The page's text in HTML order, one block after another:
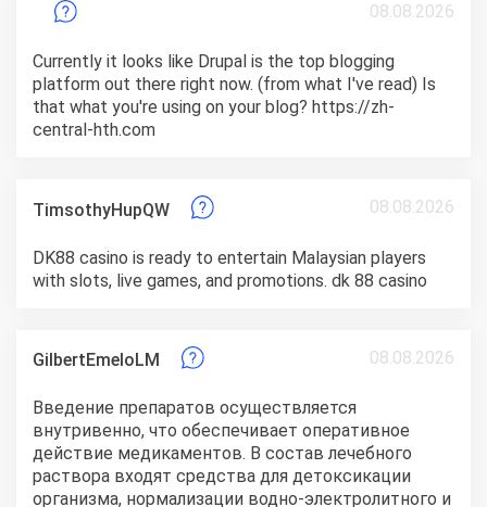
08.08.2026
Currently it looks like Drupal is the top blogging
platform out there right now. (from what I've read) Is
that what you're using on your blog? https://zh-
central-hth.com
TimsothyHupQW 08.08.2026
DK88 casino is ready to entertain Malaysian players
with slots, live games, and promotions. dk 88 casino
GilbertEmeloLM 08.08.2026
Введение препаратов осуществляется
внутривенно, что обеспечивает оперативное
действие медикаментов. В состав лечебного
раствора входят средства для детоксикации
организма, нормализации водно-электролитного и